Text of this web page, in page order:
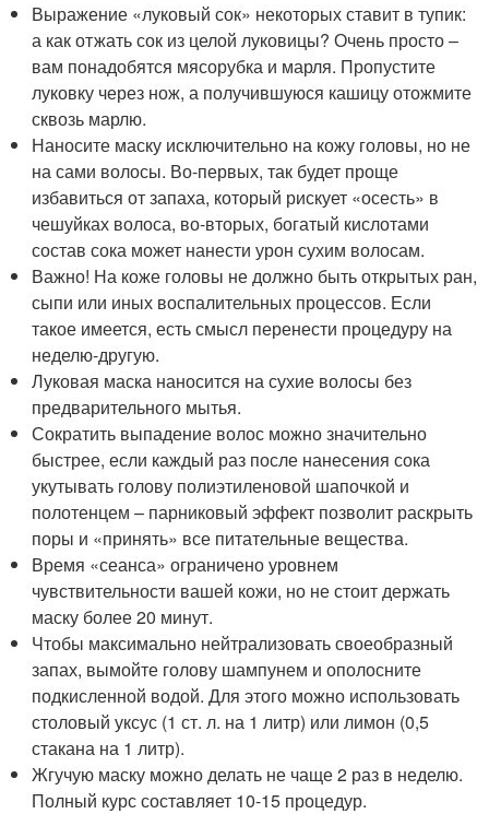
Выражение «луковый сок» некоторых ставит в тупик:
а как отжать сок из целой луковицы? Очень просто –
вам понадобятся мясорубка и марля. Пропустите
луковку через нож, а получившуюся кашицу отожмите
сквозь марлю.
Наносите маску исключительно на кожу головы, но не
на сами волосы. Во-первых, так будет проще
избавиться от запаха, который рискует «осесть» в
чешуйках волоса, во-вторых, богатый кислотами
состав сока может нанести урон сухим волосам.
Важно! На коже головы не должно быть открытых ран,
сыпи или иных воспалительных процессов. Если
такое имеется, есть смысл перенести процедуру на
неделю-другую.
Луковая маска наносится на сухие волосы без
предварительного мытья.
Сократить выпадение волос можно значительно
быстрее, если каждый раз после нанесения сока
укутывать голову полиэтиленовой шапочкой и
полотенцем – парниковый эффект позволит раскрыть
поры и «принять» все питательные вещества.
Время «сеанса» ограничено уровнем
чувствительности вашей кожи, но не стоит держать
маску более 20 минут.
Чтобы максимально нейтрализовать своеобразный
запах, вымойте голову шампунем и ополосните
подкисленной водой. Для этого можно использовать
столовый уксус (1 ст. л. на 1 литр) или лимон (0,5
стакана на 1 литр).
Жгучую маску можно делать не чаще 2 раз в неделю.
Полный курс составляет 10-15 процедур.